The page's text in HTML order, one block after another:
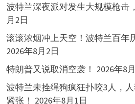
波特兰深夜派对发生大规模枪击
月2日
滚滚浓烟冲上天空！波特兰百年
2026年8月2日
特朗普又说取消空袭！ 2026年8
波特兰未拴绳狗疯狂扑咬3人，
紧张！ 2026年8月1日